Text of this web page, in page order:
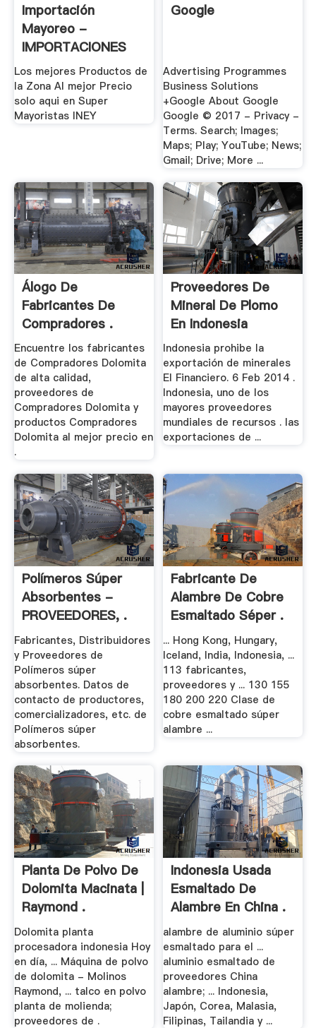
Importación
Mayoreo -
IMPORTACIONES
SUPER .
Los mejores Productos de
la Zona Al mejor Precio
solo aqui en Super
Mayoristas INEY
Google
Advertising Programmes
Business Solutions
+Google About Google
Google © 2017 - Privacy -
Terms. Search; Images;
Maps; Play; YouTube; News;
Gmail; Drive; More ...
Álogo De
Fabricantes De
Compradores .
Encuentre los fabricantes
de Compradores Dolomita
de alta calidad,
proveedores de
Compradores Dolomita y
productos Compradores
Dolomita al mejor precio en
.
Proveedores De
Mineral De Plomo
En Indonesia
Indonesia prohibe la
exportación de minerales
El Financiero. 6 Feb 2014 .
Indonesia, uno de los
mayores proveedores
mundiales de recursos . las
exportaciones de ...
Polímeros Súper
Absorbentes -
PROVEEDORES, .
Fabricantes, Distribuidores
y Proveedores de
Polímeros súper
absorbentes. Datos de
contacto de productores,
comercializadores, etc. de
Polímeros súper
absorbentes.
Fabricante De
Alambre De Cobre
Esmaltado Séper .
... Hong Kong, Hungary,
Iceland, India, Indonesia, ...
113 fabricantes,
proveedores y ... 130 155
180 200 220 Clase de
cobre esmaltado súper
alambre ...
Planta De Polvo De
Dolomita Macinata |
Raymond .
Dolomita planta
procesadora indonesia Hoy
en día, ... Máquina de polvo
de dolomita - Molinos
Raymond, ... talco en polvo
planta de molienda;
proveedores de .
Indonesia Usada
Esmaltado De
Alambre En China .
alambre de aluminio súper
esmaltado para el ...
aluminio esmaltado de
proveedores China
alambre; ... Indonesia,
Japón, Corea, Malasia,
Filipinas, Tailandia y ...